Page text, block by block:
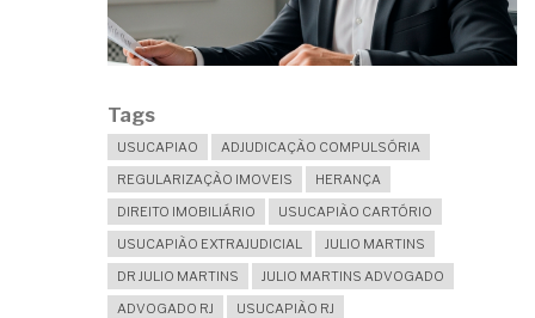
Tags
USUCAPIAO
ADJUDICAÇÃO COMPULSÓRIA
REGULARIZAÇÃO IMOVEIS
HERANÇA
DIREITO IMOBILIÁRIO
USUCAPIÃO CARTÓRIO
USUCAPIÃO EXTRAJUDICIAL
JULIO MARTINS
DR JULIO MARTINS
JULIO MARTINS ADVOGADO
ADVOGADO RJ
USUCAPIÃO RJ